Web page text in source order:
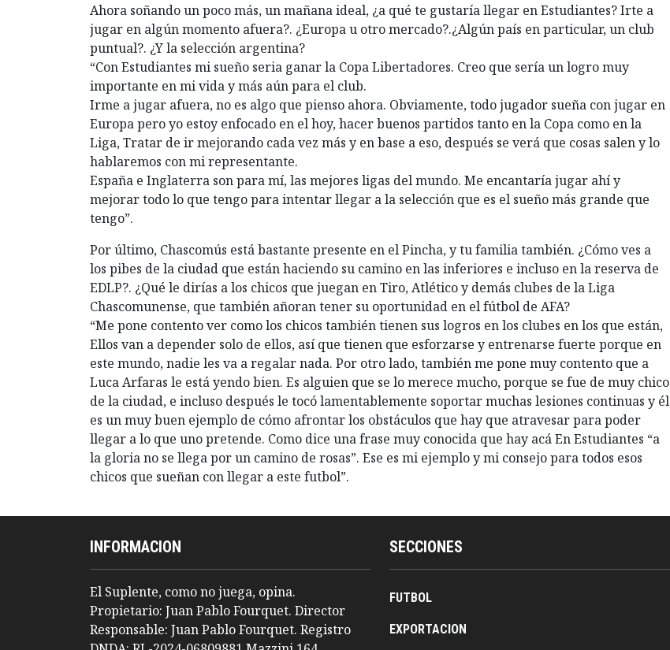
Ahora soñando un poco más, un mañana ideal, ¿a qué te gustaría llegar en Estudiantes? Irte a
jugar en algún momento afuera?. ¿Europa u otro mercado?.¿Algún país en particular, un club
puntual?. ¿Y la selección argentina?
“Con Estudiantes mi sueño seria ganar la Copa Libertadores. Creo que sería un logro muy
importante en mi vida y más aún para el club.
Irme a jugar afuera, no es algo que pienso ahora. Obviamente, todo jugador sueña con jugar en
Europa pero yo estoy enfocado en el hoy, hacer buenos partidos tanto en la Copa como en la
Liga, Tratar de ir mejorando cada vez más y en base a eso, después se verá que cosas salen y lo
hablaremos con mi representante.
España e Inglaterra son para mí, las mejores ligas del mundo. Me encantaría jugar ahí y
mejorar todo lo que tengo para intentar llegar a la selección que es el sueño más grande que
tengo”.
Por último, Chascomús está bastante presente en el Pincha, y tu familia también. ¿Cómo ves a
los pibes de la ciudad que están haciendo su camino en las inferiores e incluso en la reserva de
EDLP?. ¿Qué le dirías a los chicos que juegan en Tiro, Atlético y demás clubes de la Liga
Chascomunense, que también añoran tener su oportunidad en el fútbol de AFA?
“Me pone contento ver como los chicos también tienen sus logros en los clubes en los que están,
Ellos van a depender solo de ellos, así que tienen que esforzarse y entrenarse fuerte porque en
este mundo, nadie les va a regalar nada. Por otro lado, también me pone muy contento que a
Luca Arfaras le está yendo bien. Es alguien que se lo merece mucho, porque se fue de muy chico
de la ciudad, e incluso después le tocó lamentablemente soportar muchas lesiones continuas y él
es un muy buen ejemplo de cómo afrontar los obstáculos que hay que atravesar para poder
llegar a lo que uno pretende. Como dice una frase muy conocida que hay acá En Estudiantes “a
la gloria no se llega por un camino de rosas”. Ese es mi ejemplo y mi consejo para todos esos
chicos que sueñan con llegar a este futbol”.
INFORMACION
El Suplente, como no juega, opina.
Propietario: Juan Pablo Fourquet. Director
Responsable: Juan Pablo Fourquet. Registro
SECCIONES
FUTBOL
EXPORTACION